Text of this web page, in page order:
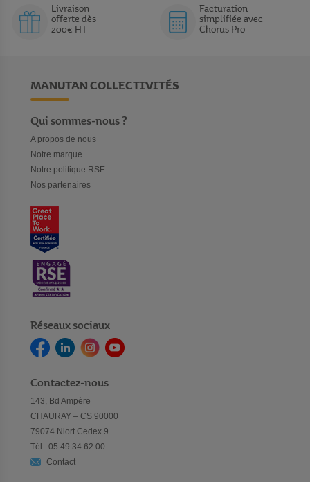
Livraison
offerte dès
200€ HT
Facturation
simplifiée avec
Chorus Pro
MANUTAN COLLECTIVITÉS
Qui sommes-nous ?
A propos de nous
Notre marque
Notre politique RSE
Nos partenaires
Réseaux sociaux
Contactez-nous
143, Bd Ampère
CHAURAY – CS 90000
79074 Niort Cedex 9
Tél : 05 49 34 62 00
Contact